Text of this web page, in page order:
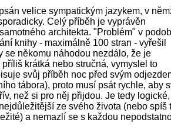
velice sympatickým jazykem, v
Celý příběh je vyprávěn
architekta. "Problém" v
knihy - maximálně 100 stran - vyřešil
se někomu náhodou nezdálo, že je
krátká nebo stručná, vymyslel to
svůj příběh noc před svým
tábora), proto musí psát rychle, aby
než si pro něj přijdou. Je tedy
ze svého života (nebo spíš
a nemazlí se s každou